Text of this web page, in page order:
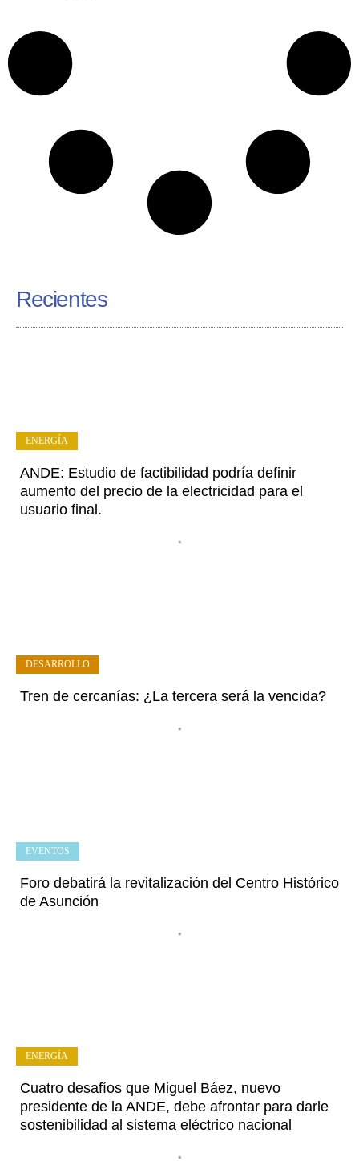
Recientes
ANDE: Estudio de factibilidad podría definir
aumento del precio de la electricidad para el
usuario final.
•
ENERGÍA
Tren de cercanías: ¿La tercera será la vencida?
•
DESARROLLO
Foro debatirá la revitalización del Centro Histórico
de Asunción
•
EVENTOS
Cuatro desafíos que Miguel Báez, nuevo
presidente de la ANDE, debe afrontar para darle
sostenibilidad al sistema eléctrico nacional
•
ENERGÍA